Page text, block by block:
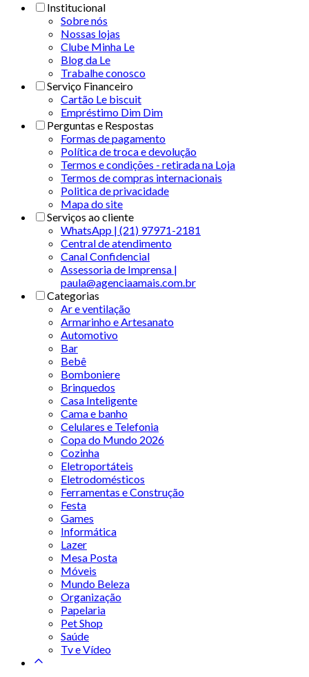
Institucional
Sobre nós
Nossas lojas
Clube Minha Le
Blog da Le
Trabalhe conosco
Serviço Financeiro
Cartão Le biscuit
Empréstimo Dim Dim
Perguntas e Respostas
Formas de pagamento
Política de troca e devolução
Termos e condições - retirada na Loja
Termos de compras internacionais
Politica de privacidade
Mapa do site
Serviços ao cliente
WhatsApp | (21) 97971-2181
Central de atendimento
Canal Confidencial
Assessoria de Imprensa |
paula@agenciaamais.com.br
Categorias
Ar e ventilação
Armarinho e Artesanato
Automotivo
Bar
Bebê
Bomboniere
Brinquedos
Casa Inteligente
Cama e banho
Celulares e Telefonia
Copa do Mundo 2026
Cozinha
Eletroportáteis
Eletrodomésticos
Ferramentas e Construção
Festa
Games
Informática
Lazer
Mesa Posta
Móveis
Mundo Beleza
Organização
Papelaria
Pet Shop
Saúde
Tv e Vídeo